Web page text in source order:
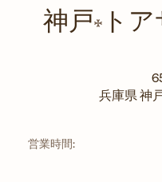
神戸 トア
兵庫県神
営業時間: